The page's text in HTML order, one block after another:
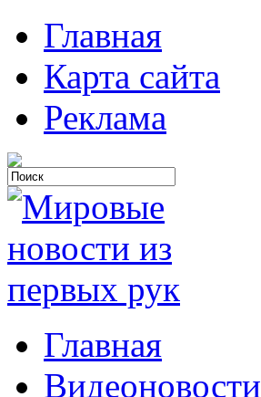
Главная
Карта сайта
Реклама
Главная
Видеоновости